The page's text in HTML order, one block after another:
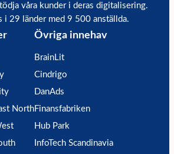
våra kunder i deras digitalisering.
i 29 länder med 9 500 anställda.
North
Övriga innehav
BrainLit
Cindrigo
DanAds
Finansfabriken
Hub Park
InfoTech Scandinavia